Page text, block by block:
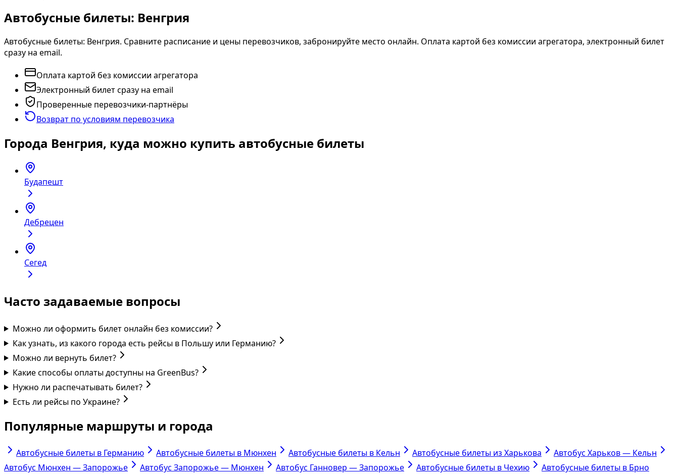
Автобусные билеты: Венгрия
Автобусные билеты: Венгрия. Сравните расписание и цены перевозчиков, забронируйте место онлайн. Оплата картой без комиссии агрегатора, электронный билет
сразу на email.
Оплата картой без комиссии агрегатора
Электронный билет сразу на email
Проверенные перевозчики-партнёры
Возврат по условиям перевозчика
Города Венгрия, куда можно купить автобусные билеты
Будапешт
Дебрецен
Сегед
Часто задаваемые вопросы
Можно ли оформить билет онлайн без комиссии?
Как узнать, из какого города есть рейсы в Польшу или Германию?
Можно ли вернуть билет?
Какие способы оплаты доступны на GreenBus?
Нужно ли распечатывать билет?
Есть ли рейсы по Украине?
Популярные маршруты и города
Автобусные билеты в Германию Автобусные билеты в Мюнхен Автобусные билеты в Кельн Автобусные билеты из Харькова
Автобус Харьков — Кельн
Автобус Мюнхен — Запорожье
Автобус Запорожье — Мюнхен Автобус Ганновер — Запорожье Автобусные билеты в Чехию
Автобусные билеты в Брно